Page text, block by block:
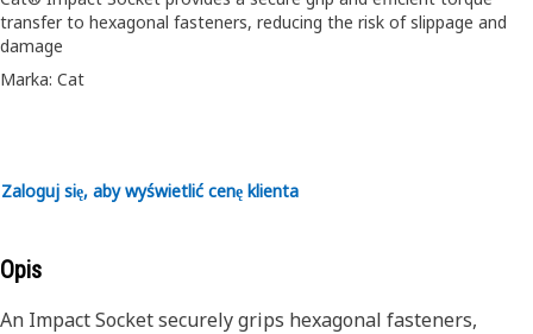
transfer to hexagonal fasteners, reducing the risk of slippage and
damage
Marka: Cat
Zaloguj się, aby wyświetlić cenę klienta
Opis
An Impact Socket securely grips hexagonal fasteners,